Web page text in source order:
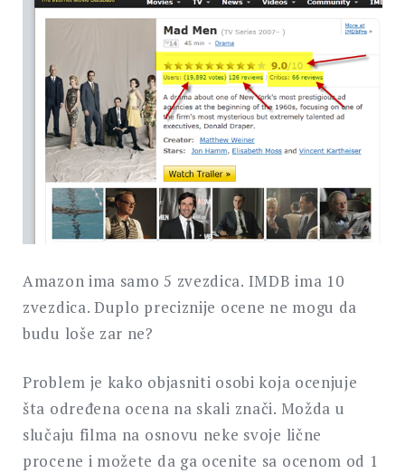
Amazon ima samo 5 zvezdica. IMDB ima 10
zvezdica. Duplo preciznije ocene ne mogu da
budu loše zar ne?
Problem je kako objasniti osobi koja ocenjuje
šta određena ocena na skali znači. Možda u
slučaju filma na osnovu neke svoje lične
procene i možete da ga ocenite sa ocenom od 1